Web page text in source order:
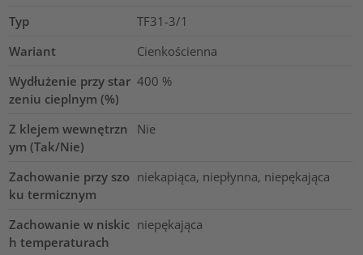
Typ
TF31-3/1
Wariant
Cienkościenna
Wydłużenie przy star
zeniu cieplnym (%)
400 %
Z klejem wewnętrzn
ym (Tak/Nie)
Nie
Zachowanie przy szo
ku termicznym
niekapiąca, niepłynna, niepękająca
Zachowanie w niskic
h temperaturach
niepękająca